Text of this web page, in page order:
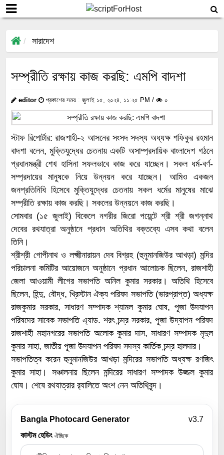
সারাদেশ
সম্প্রীতি রক্ষায় কাজ করছি: এমপি বাদশা
editor প্রকাশের সময় : জুলাই ১৫, ২০২৪, ১১:২৫ PM / ০
স্টাফ রিপোর্টার: রাজশাহী-২ আসনের সংসদ সদস্য অধ্যক্ষ শফিকুর রহমান
বাদশা বলেন, মুক্তিযুদ্ধের চেতনায় একটি অসাম্প্রদায়িক বাংলাদেশ গঠনে
প্রধানমন্ত্রী শেখ হাসিনা সফলভাবে কাজ করে যাচ্ছেন। সকল ধর্ম-বর্ণ-
সম্প্রদায়ের মানুষকে নিয়ে উন্নয়ন করে যাচ্ছেন। আমিও একজন
জনপ্রতিনিধি হিসেবে মুক্তিযুদ্ধের চেতনায় সকল ধর্মের মানুষের মাঝে
সম্প্রীতি রক্ষায় কাজ করছি। সকলের উন্নয়নে কাজ করছি।
সোমবার (১৫ জুলাই) বিকেলে নগরীর জিরো পয়েন্টে শ্রী শ্রী জগন্নাথ
দেবের রথযাত্রা অনুষ্ঠানে প্রধান অতিথির বক্তব্যে এসব কথা বলেন
তিনি।
শ্রীশ্রী গোপীনাথ ও লক্ষ্মীনারায়ন দেব বিগ্রহ (হুনুমানজিউর আখড়া) মন্দির
পরিচালনা কমিটির আয়োজনে অনুষ্ঠানে প্রধান আলোচক ছিলেন, রাজশাহী
জেলা আওয়ামী লীগের সভাপতি অনিল কুমার সরকার। অতিথি হিসেবে
ছিলেন, হিন্দু, বৌদ্ধ, খ্রিস্টান ঐক্য পরিষদ সভাপতি (ভারপ্রাপ্ত) অধ্যক্ষ
রাজকুমার সরকার, সাধারণ সম্পাদক শ্যামল কুমার ঘোষ, পূজা উদযাপন
পরিষদের সাবেক সভাপতি এ্যাড. শরৎ চন্দ্র সরকার, পূজা উদ্যাপন পরিষদ
রাজশাহী মহানগরের সভাপতি অলোক কুমার দাস, সাধারণ সম্পাদক মৃদুল
কুমার সাহা, জাতীয় পূজা উদযাপন পরিষদ সদস্য কার্তিক চন্দ্র হালদার।
সভাপতিত্ব করেন হুনুমানজিউর আখড়া মন্দিরের সভাপতি অধ্যক্ষ রণজিৎ
কুমার সাহা। সঞ্চালনায় ছিলেন মন্দিরের সাধারণ সম্পাদক উজ্জল কুমার
ঘোষ। শেষে রথযাত্রার র‌্যালিতে অংশ নেন অতিথিবৃন্দ।
Bangla Photocard Generator
v3.7
কাস্টম হেডিং ঐচ্ছিক